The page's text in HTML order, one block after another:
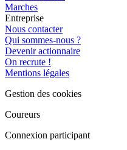
Marches
Entreprise
Nous contacter
Qui sommes-nous ?
Devenir actionnaire
On recrute !
Mentions légales
Gestion des cookies
Coureurs
Connexion participant